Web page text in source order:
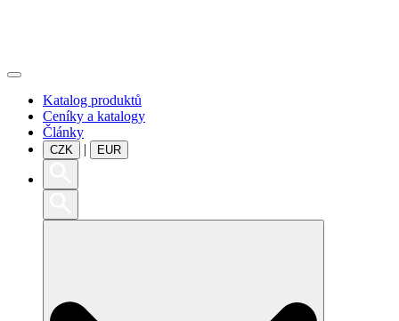
Katalog produktů
Ceníky a katalogy
Články
CZK | EUR
Search